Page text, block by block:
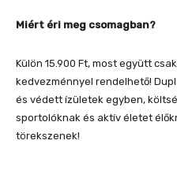
Miért éri meg csomagban?
Külön 15.900 Ft, most együtt
kedvezménnyel rendelhető!
és védett ízületek egyben,
sportolóknak és aktív életet
törekszenek!